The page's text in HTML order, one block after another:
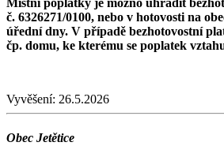
č. 6326271/0100, nebo v hotovosti na
úřední dny. V případě bezhotovostní
čp. domu, ke kterému se poplatek
Vyvěšení: 26.5.2026
Obec Jetětice